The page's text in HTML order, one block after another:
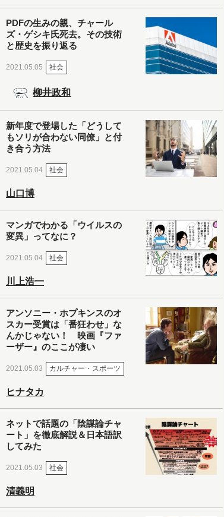
PDFの生みの親、チャール
ズ・ゲシキ氏死去。その技術
と歴史を振り返る
2021.05.05 社会
柳井政和
新年度で登場した「どうして
もソリが合わない同僚」と付
き合う方法
2021.05.04 社会
山口博
マンガでわかる「ウイルスの
変異」ってなに？
2021.05.04 社会
川上浩一
アンソニー・ホプキンスのオ
スカー受賞は「番狂わせ」な
んかじゃない！ 映画『ファ
ーザー』のここが凄い
2021.05.03 カルチャー・スポーツ
ヒナタカ
ネットで話題の「陰謀論チャ
ート」を徹底解説＆日本語訳
してみた
2021.05.03 社会
清義明